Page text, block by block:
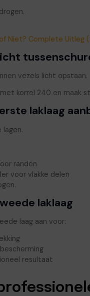
Niet? Complete Uitleg
vezels licht opstaan.
korrel 240 en maak
laklaag
lagen.
randen
voor vlakke delen
laklaag
laag aan voor:
resultaat